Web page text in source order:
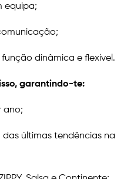
equipa;
dinâmica e flexível.
garantindo-te:
ano;
últimas tendências na